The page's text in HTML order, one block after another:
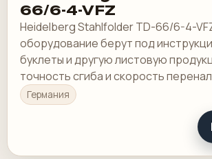
66/6-4-VFZ
Heidelberg Stahlfolder TD-66/6-4-
оборудование берут под
буклеты и другую листовую
точность сгиба и скорость
Германия